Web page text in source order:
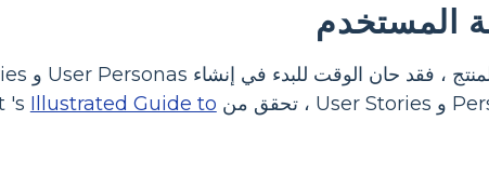
المستخدم
Illustrated Guide to